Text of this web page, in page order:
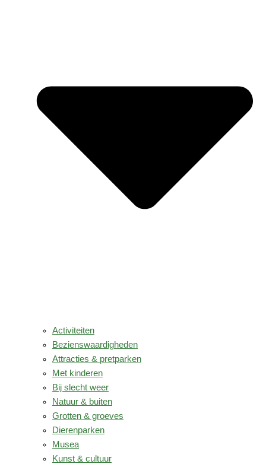
Activiteiten
Bezienswaardigheden
Attracties & pretparken
Met kinderen
Bij slecht weer
Natuur & buiten
Grotten & groeves
Dierenparken
Musea
Kunst & cultuur